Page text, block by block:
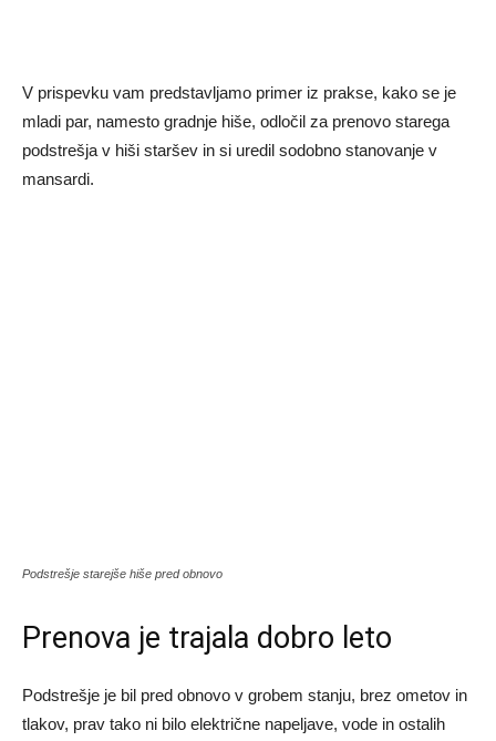
V prispevku vam predstavljamo primer iz prakse, kako se je
mladi par, namesto gradnje hiše, odločil za prenovo starega
podstrešja v hiši staršev in si uredil sodobno stanovanje v
mansardi.
Podstrešje starejše hiše pred obnovo
Prenova je trajala dobro leto
Podstrešje je bil pred obnovo v grobem stanju, brez ometov in
tlakov, prav tako ni bilo električne napeljave, vode in ostalih